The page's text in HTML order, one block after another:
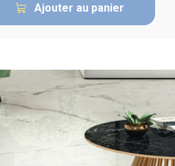
Ajouter au panier